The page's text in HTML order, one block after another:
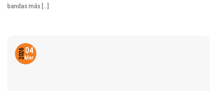
bandas más [...]
04
Mar
2026